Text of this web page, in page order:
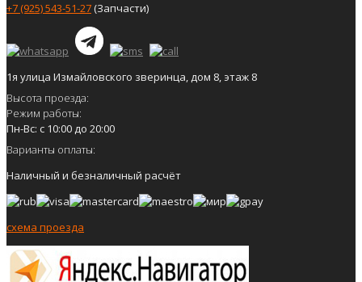
+7 (925) 543-51-27(Запчасти)
1я улица Измайловского зверинца, дом 8, этаж 8
Высота проезда:
Режим работы:
Пн-Вс: с 10:00 до 20:00
Варианты оплаты:
Наличный и безналичный расчёт
схема проезда